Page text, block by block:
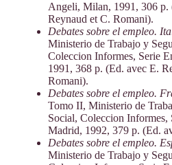
Angeli, Milan, 1991, 306 p.
Reynaud et C. Romani).
Debates sobre el empleo.
Ministerio de Trabajo y
Coleccion Informes, Serie
1991, 368 p. (Ed. avec E.
Romani).
Debates sobre el empleo.
Tomo II, Ministerio de
Social, Coleccion Informes,
Madrid, 1992, 379 p. (Ed.
Debates sobre el empleo.
Ministerio de Trabajo y